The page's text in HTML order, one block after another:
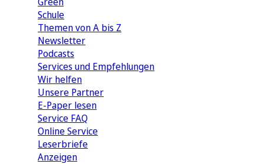
Schule
Themen von A bis Z
Newsletter
Podcasts
Services und Empfehlungen
Wir helfen
Unsere Partner
E-Paper lesen
Service FAQ
Online Service
Leserbriefe
Anzeigen